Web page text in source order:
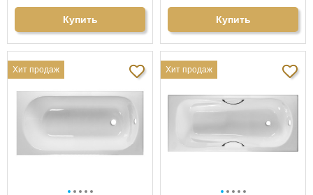
Купить Купить
Хит продаж Хит продаж